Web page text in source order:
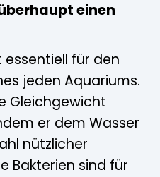
einen
essentiell für den
jeden Aquariums.
Gleichgewicht
er dem Wasser
nützlicher
Bakterien sind für